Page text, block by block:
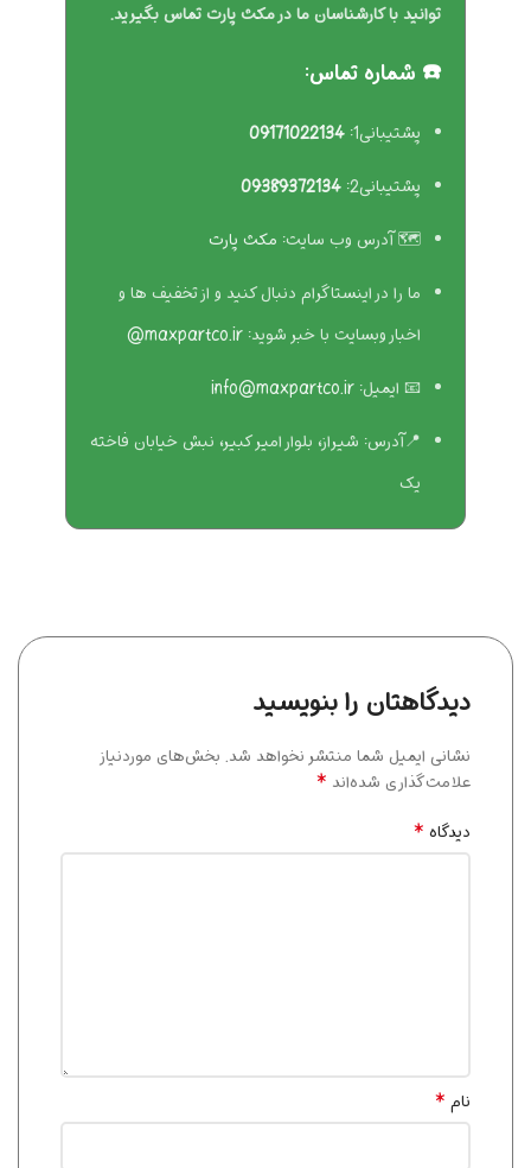
توانید با کارشناسان ما در مکث پارت تماس بگیرید.
☎️ شماره تماس:
پشتیبانی1: 09171022134
پشتیبانی2:
09389372134
🗺 آدرس وب سایت: مکث پارت
ما را در اینستاگرام دنبال کنید و از تخفیف ها و
اخبار وبسایت با خبر شوید: maxpartco.ir@
📧 ایمیل: info@maxpartco.ir
📍آدرس: شیراز، بلوار امیر کبیر، نبش خیابان فاخته
یک
دیدگاهتان را بنویسید
نشانی ایمیل شما منتشر نخواهد شد. بخش‌های موردنیاز
علامت‌گذاری شده‌اند *
دیدگاه *
نام *